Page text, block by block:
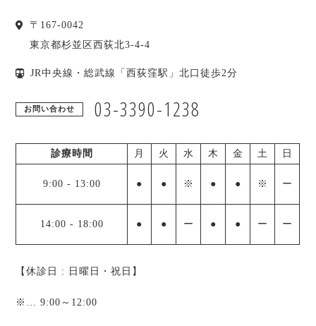
〒 167-0042
東京都杉並区西荻北3-4-4
JR中央線・総武線「西荻窪駅」北口徒歩2分
お問い合わせ 03-3390-1238
診療時間 月 火 水 木 金 土 日
9:00 - 13:00 ● ● ※ ● ● ※ ー
14:00 - 18:00 ● ● ー ● ● ー ー
【休診日 : 日曜日・祝日】
※ … 9:00～12:00